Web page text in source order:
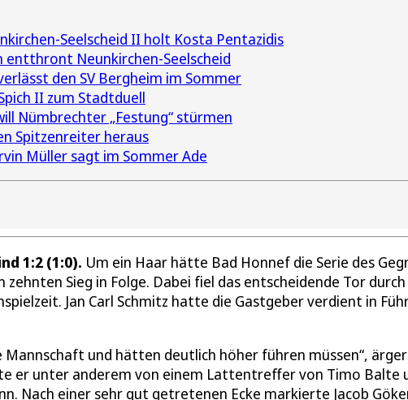
Seelscheid II holt Kosta Pentazidis
entthront Neunkirchen-Seelscheid
den SV Bergheim im Sommer
II zum Stadtduell
Nümbrechter „Festung“ stürmen
Spitzenreiter heraus
Müller sagt im Sommer Ade
1:2 (1:0). Um ein Haar hätte Bad Honnef die Serie des
Sieg in Folge. Dabei fiel das entscheidende Tor durch
Jan Carl Schmitz hatte die Gastgeber verdient in
Mannschaft und hätten deutlich höher führen müssen“,
er unter anderem von einem Lattentreffer von Timo Balte
Nach einer sehr gut getretenen Ecke markierte Jacob